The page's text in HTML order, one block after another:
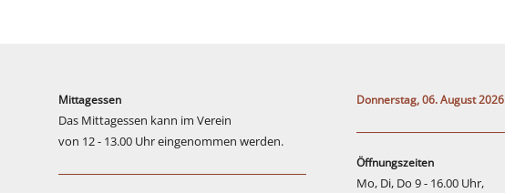
Mittagessen
Das Mittagessen kann im Verein
von 12 - 13.00 Uhr eingenommen werden.
Donnerstag, 06. August 2026
Öffnungszeiten
Mo, Di, Do 9 - 16.00 Uhr,